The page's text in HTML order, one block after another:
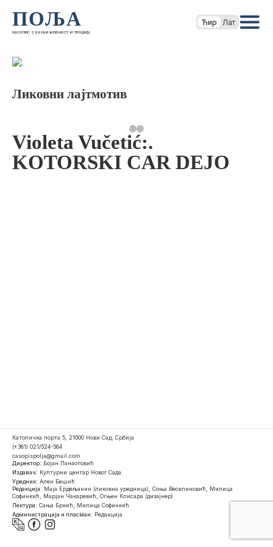
ПОЉА
часопис за књижевност и теорију
Ћир Лат
Ликовни лајтмотив
Violeta Vučetić:.
KOTORSKI CAR DEJO
Католичка порта 5, 21000 Нови Сад, Србија
(+381) 021/524-584
casopispolja@gmail.com
Директор: Бојан Панаотовић
Издавач: Културни центар Новог Сада
Уредник: Ален Бешић
Редакција: Маја Ердељанин (ликовна уредница), Соња Веселиновић, Милица
Софинкић, Марјан Чакаревић, Огњен Клисара (дизајнер)
Лектура: Сања Бркић, Милица Софинкић
Администрација и пласман: Редакција